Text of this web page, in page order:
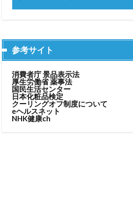
参考サイト
消費者庁 景品表示法
厚生労働省 薬事法
国民生活センター
日本化粧品検定
クーリングオフ制度について
eヘルスネット
NHK健康ch